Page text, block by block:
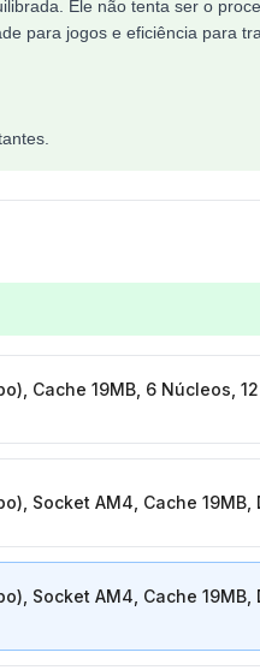
Ele não tenta ser o
para jogos e eficiência para
3.6GHz (4.2GHz Max
Cache 19MB, 6 Núcleos,
Socket AM4, Cache
Socket AM4, Cache